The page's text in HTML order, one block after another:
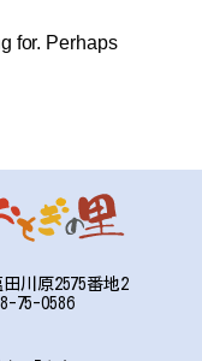
番地2
75-0586
for. Perhaps
川原2575番地2
75-0586